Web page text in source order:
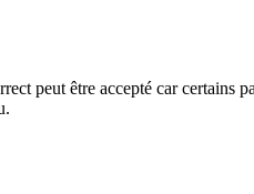
peut être accepté car